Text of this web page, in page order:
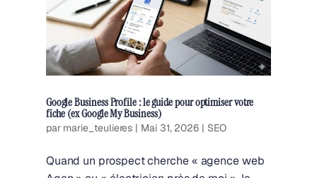
Google Business Profile : le guide pour optimiser votre
fiche (ex Google My Business)
par marie_teulieres | Mai 31, 2026 | SEO
Quand un prospect cherche « agence web